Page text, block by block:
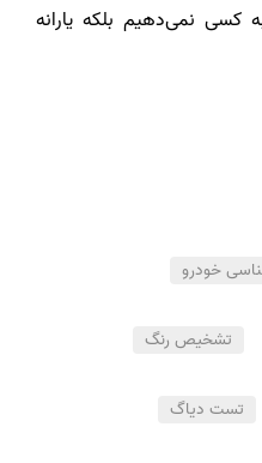
کسی نمی‌دهیم بلکه یارانه
خودرو
تشخیص رنگ
تست دیاگ